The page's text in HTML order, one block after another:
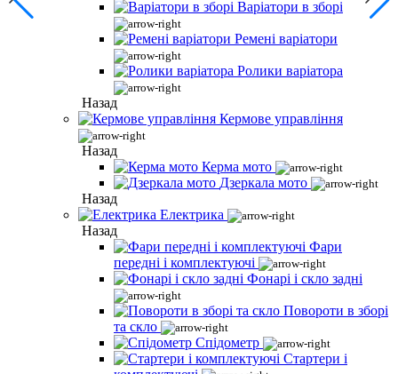
Варіатори в зборі
Ремені варіатори
Ролики варіатора
Назад
Кермове управління
Назад
Керма мото
Дзеркала мото
Назад
Електрика
Назад
Фари
передні і комплектуючі
Фонарі і скло задні
Повороти в зборі
та скло
Спідометр
Стартери і